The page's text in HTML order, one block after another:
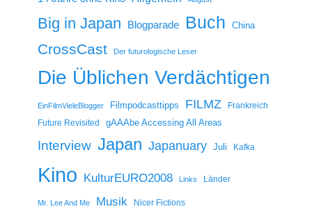
Big in Japan Blogparade Buch China
CrossCast Der futurologische Leser
Die Üblichen Verdächtigen
EinFilmVieleBlogger Filmpodcasttipps FILMZ
Frankreich
Future Revisited
gAAAbe Accessing All Areas
Interview Japan Japanuary Juli Kafka
Kino KulturEURO2008 Links Länder
Mr. Lee And Me Musik Nicer Fictions